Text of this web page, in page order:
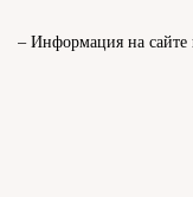
– Информация на сайте